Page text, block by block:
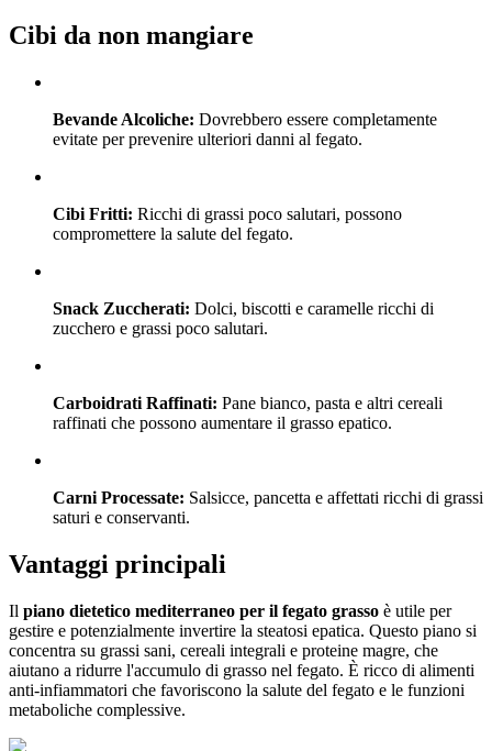
Cibi da non mangiare
Bevande Alcoliche: Dovrebbero essere completamente
evitate per prevenire ulteriori danni al fegato.
Cibi Fritti: Ricchi di grassi poco salutari, possono
compromettere la salute del fegato.
Snack Zuccherati: Dolci, biscotti e caramelle ricchi di
zucchero e grassi poco salutari.
Carboidrati Raffinati: Pane bianco, pasta e altri cereali
raffinati che possono aumentare il grasso epatico.
Carni Processate: Salsicce, pancetta e affettati ricchi di grassi
saturi e conservanti.
Vantaggi principali
Il piano dietetico mediterraneo per il fegato grasso è utile per
gestire e potenzialmente invertire la steatosi epatica. Questo piano si
concentra su grassi sani, cereali integrali e proteine magre, che
aiutano a ridurre l'accumulo di grasso nel fegato. È ricco di alimenti
anti-infiammatori che favoriscono la salute del fegato e le funzioni
metaboliche complessive.